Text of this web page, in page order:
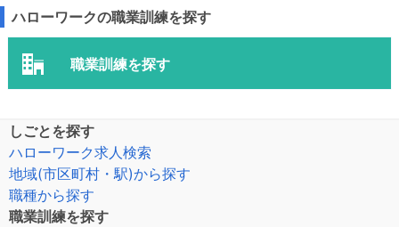
ハローワークの職業訓練を探す
職業訓練を探す
しごとを探す
ハローワーク求人検索
地域(市区町村・駅)から探す
職種から探す
職業訓練を探す